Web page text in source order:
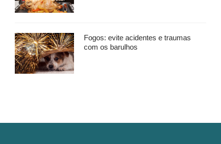
Fogos: evite acidentes e traumas
com os barulhos